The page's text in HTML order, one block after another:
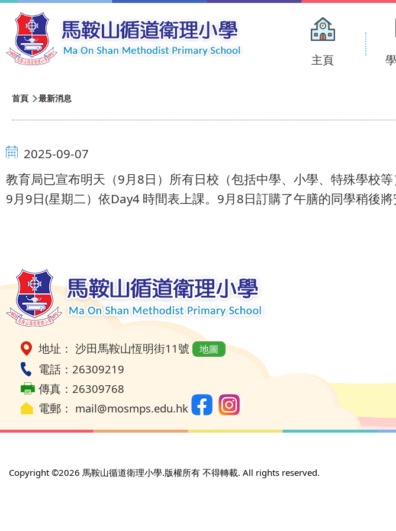
移至主內容
Main
navigation
主頁
導
航
連
結
首頁 最新消息
2025-09-07
教育局已宣布明天（9月8日）所有日校（包括中學、小學、特殊學校等
9月9日(星期二）依Day4 時間表上課。9月8日訂購了午膳的同學稍後將
地址： 沙田馬鞍山恆明街11號 地圖
電話：26309219
傳真：26309768
電郵： mail@mosmps.edu.hk
Copyright ©2026 馬鞍山循道衛理小學.版權所有 不得轉載. All rights reserved.